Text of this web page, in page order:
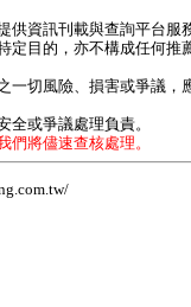
資訊刊載與查詢平台服務
定目的，亦不構成任何推
一切風險、損害或爭議，
或爭議處理負責。
將儘速查核處理。